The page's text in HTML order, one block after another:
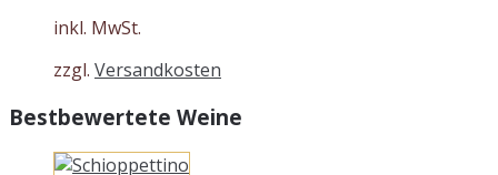
inkl. MwSt.
zzgl. Versandkosten
Bestbewertete Weine